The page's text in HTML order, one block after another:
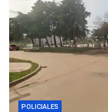
POLICIALES